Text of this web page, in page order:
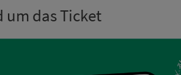
um das Ticket